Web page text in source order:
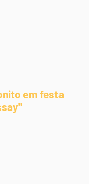
em festa